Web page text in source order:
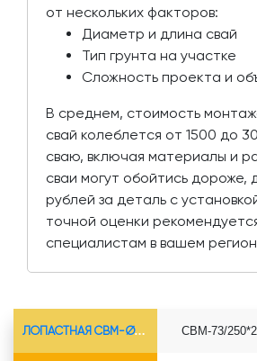
от нескольких факторов:
Диаметр и длина свай
Тип грунта на участке
Сложность проекта и
В среднем, стоимость
свай колеблется от 1500 до
сваю, включая материалы и
сваи могут обойтись дороже,
рублей за деталь с
точной оценки
специалистам в вашем
ЛОПАСТНАЯ СВМ-Ø73*5.5 СВМ-73/